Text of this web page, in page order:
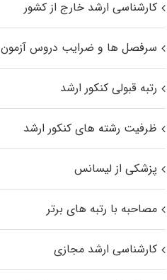
کارشناسی ارشد خارج از کشور
سرفصل ها و ضرایب دروس آزمون
رتبه قبولی کنکور ارشد
ظرفیت رشته های کنکور ارشد
پزشکی از لیسانس
مصاحبه با رتبه های برتر
کارشناسی ارشد مجازی